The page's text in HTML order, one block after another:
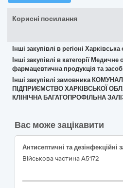
Корисні посилання
Інші закупівлі в регіоні
Інші закупівлі в категорії
фармацевтична продукція та
Інші закупівлі замовника
ПІДПРИЄМСТВО ХАРКІВСЬКОЇ
КЛІНІЧНА БАГАТОПРОФІЛЬНА
Вас може зацікавити
Антисептичні та дезінфекційні
Військова частина А5172